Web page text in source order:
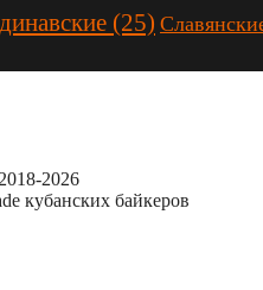
(25)
2026
кубанских байкеров